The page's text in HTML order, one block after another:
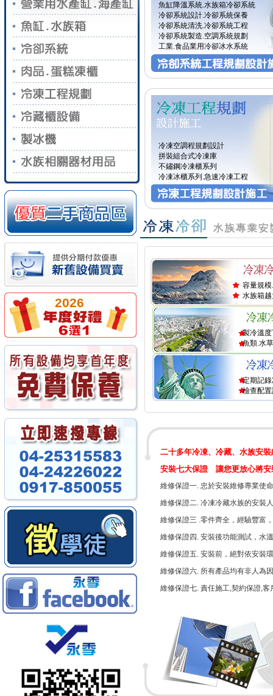
2026
魚缸降溫系統.水族箱冷卻系統
冷卻系統設計.冷卻系統保養
冷卻系統清洗.冷卻系統工程
冷卻系統製造.空調系統規劃
工業.食品業用冷卻冰水系統
冷凍空調程規劃設計
拼裝組合式冷凍庫
不鏽鋼冷凍櫃系列
冷凍冰櫃系列.急速冷凍工程
容量規
水族箱
製冷溫
魚類.水
定期記
檢查配
二十多年冷凍、冷藏、水族安
安裝七大保證 讓您更放心將安
維修保證一. 忠於安裝維修專業使
維修保證二. 冷凍冷藏水族的安裝
維修保證三 .零件齊全，經驗豐富
維修保證四. 安裝後功能測試，水
維修保證五. 安裝前，絕對依安裝
維修保證六. 所有產品均有非人為
維修保證七. 責任施工,契約保證,客